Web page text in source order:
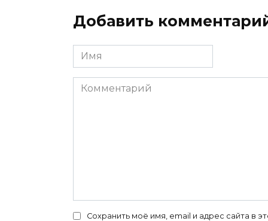
Добавить
Имя
*
Комментарий
Сохранить моё имя, email и адрес сайта в